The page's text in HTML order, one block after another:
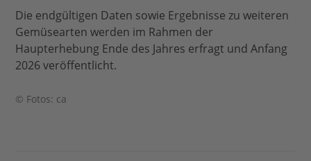
Die endgültigen Daten sowie Ergebnisse zu weiteren
Gemüsearten werden im Rahmen der
Haupterhebung Ende des Jahres erfragt und Anfang
2026 veröffentlicht.
© Fotos: ca